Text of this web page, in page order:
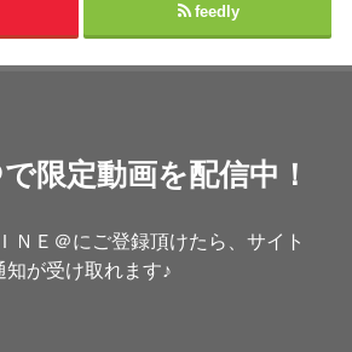
feedly
で限定動画を配信中！
ＮＥ＠にご登録頂けたら、サイト
が受け取れます♪